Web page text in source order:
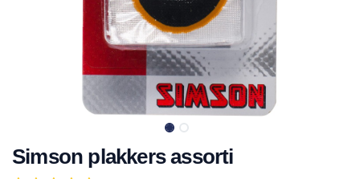
Simson plakkers assorti